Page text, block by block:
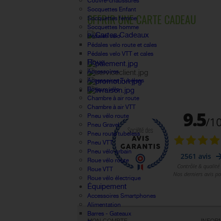
Socquettes Enfant
Socquettes femme
Socquettes homme
Pédales vélo
Pédales velo route et cales
Pédales velo VTT et cales
Roue
Accessoires
Accessoires Tubeless
Boyaux vélo
Chambre à air route
Chambre à air VTT
Pneu vélo route
Pneu Gravel
Pneu route tubeless
Pneu VTT
Pneu vélo urbain
Roue vélo route
Roue VTT
Roue vélo électrique
Équipement
Accessoires Smartphones
Alimentation
Barres - Gateaux
OFFRIR UNE CARTE CADEAU